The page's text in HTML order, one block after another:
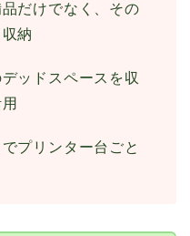
だけでなく、その
納
ッドスペースを収
プリンター台ごと